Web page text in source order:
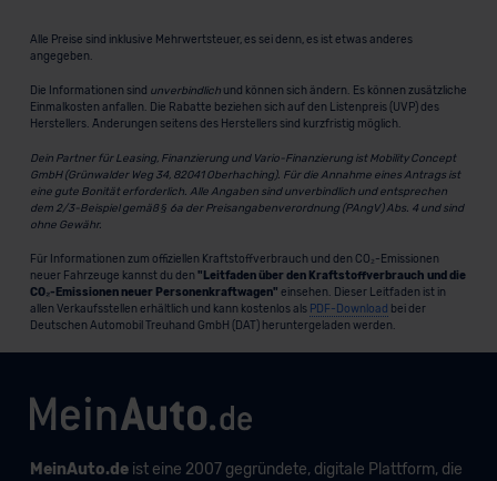
Alle Preise sind inklusive Mehrwertsteuer, es sei denn, es ist etwas anderes
angegeben.
Die Informationen sind unverbindlichund können sich ändern. Es können zusätzliche
Einmalkosten anfallen. Die Rabatte beziehen sich auf den Listenpreis (UVP) des
Herstellers. Änderungen seitens des Herstellers sind kurzfristig möglich.
Dein Partner für Leasing, Finanzierung und Vario-Finanzierung ist Mobility Concept
GmbH (Grünwalder Weg 34, 82041 Oberhaching). Für die Annahme eines Antrags ist
eine gute Bonität erforderlich. Alle Angaben sind unverbindlich und entsprechen
dem 2/3-Beispiel gemäß § 6a der Preisangabenverordnung (PAngV) Abs. 4 und sind
ohne Gewähr.
Für Informationen zum offiziellen Kraftstoffverbrauch und den CO₂-Emissionen
neuer Fahrzeuge kannst du den "Leitfaden über den Kraftstoffverbrauch und die
CO₂-Emissionen neuer Personenkraftwagen" einsehen. Dieser Leitfaden ist in
allen Verkaufsstellen erhältlich und kann kostenlos als PDF-Download bei der
Deutschen Automobil Treuhand GmbH (DAT) heruntergeladen werden.
MeinAuto.deist eine 2007 gegründete, digitale Plattform, die